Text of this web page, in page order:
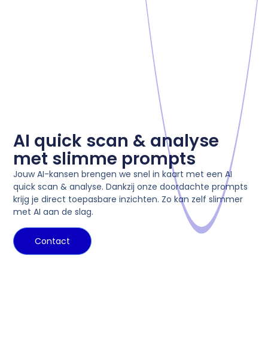
AI quick scan & analyse
met slimme prompts
Jouw AI-kansen brengen we snel in kaart met een AI
quick scan & analyse. Dankzij onze doordachte prompts
krijg je direct toepasbare inzichten. Zo kan zelf slimmer
met AI aan de slag.
Contact